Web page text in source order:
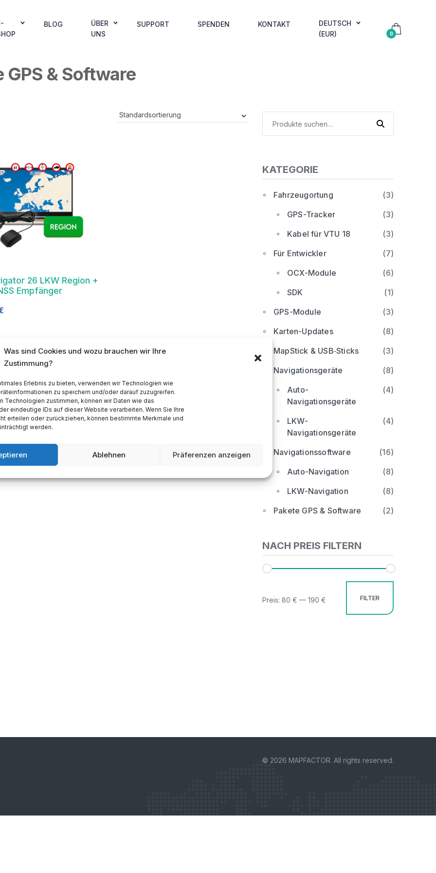
Was sind Cookies und wozu brauchen wir Ihre
Zustimmung?
Erlebnis zu bieten, verwenden wir Technologien wie
zu speichern und/oder darauf zuzugreifen.
Technologien zustimmen, können wir Daten wie das
eindeutige IDs auf dieser Website verarbeiten. Wenn Sie Ihre
erteilen oder zurückziehen, können bestimmte Merkmale und
werden.
Ablehnen Präferenzen anzeigen
BLOG
ÜBER
UNS
SUPPORT SPENDEN KONTAKT
DEUTSCH
(EUR)
0
GPS & Software
26 LKW Region +
Empfänger
KATEGORIE
Fahrzeugortung
(3)
GPS-Tracker
(3)
Kabel für VTU 18
(3)
Für Entwickler
(7)
OCX-Module
(6)
SDK
(1)
GPS-Module
(3)
Karten-Updates
(8)
MapStick & USB‑Sticks
(3)
Navigationsgeräte
(8)
Auto-
Navigationsgeräte
(4)
LKW-
Navigationsgeräte
(4)
Navigationssoftware
(16)
Auto-Navigation
(8)
LKW-Navigation
(8)
Pakete GPS & Software
(2)
NACH PREIS FILTERN
FILTER
Preis: 80 € — 190 €
© 2026 MAPFACTOR. All rights reserved.